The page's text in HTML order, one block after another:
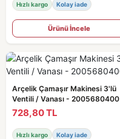
Hızlı kargo Kolay iade
Ürünü İncele
Arçelik Çamaşır Makinesi 3'lü
Ventili / Vanası - 2005680400
728,80 TL
Hızlı kargo Kolay iade